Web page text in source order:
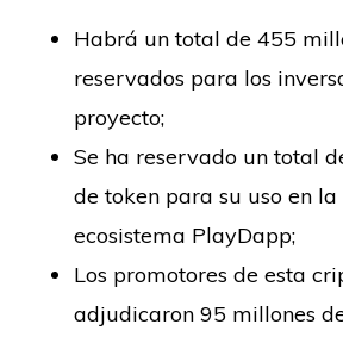
Habrá un total de 455
reservados para los
proyecto;
Se ha reservado un total
de token para su uso en
ecosistema PlayDapp;
Los promotores de esta
adjudicaron 95 millones